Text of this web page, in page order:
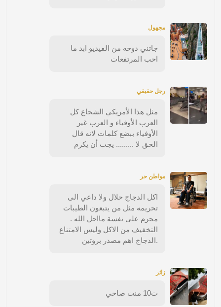
مجهول
جاتني دوخه من الفيديو ابد ما
احب المرتفعات
رجل حقيقي
مثل هذا الأمريكي الشجاع كل
العرب الأوفياء و العرب غير
الأوفياء ببضع كلمات لانه قال
الحق لا ......... يجب أن يكرم
مواطن حر
اكل الدجاج حلال ولا داعي الى
تحريمه مثل من يتبعون الطيبات
محرم على نفسة مااحل الله .
التخفيف من الاكل وليس الامتناع
.الدجاج اهم مصدر بروتين
زائر
ت10 منت صاحي